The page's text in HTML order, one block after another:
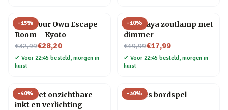
-15%
Host Your Own Escape
Room – Kyoto
€32,99
Nu voor€28,20
✔ Voor 22:45 besteld, morgen in
huis!
-10%
Himalaya zoutlamp met
dimmer
€19,99
Nu voor€17,99
✔ Voor 22:45 besteld, morgen in
huis!
-40%
Pen met onzichtbare
inkt en verlichting
-30%
Foodies bordspel